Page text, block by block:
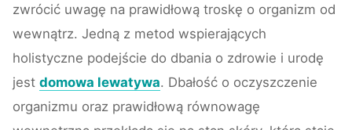
zwrócić uwagę na prawidłową troskę o organizm od
wewnątrz. Jedną z metod wspierających
holistyczne podejście do dbania o zdrowie i urodę
jest domowa lewatywa. Dbałość o oczyszczenie
organizmu oraz prawidłową równowagę